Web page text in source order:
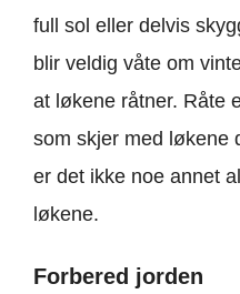
full sol eller delvis
blir veldig våte om
at løkene råtner. Råte
som skjer med løkene
er det ikke noe annet
løkene.
Forbered jorden